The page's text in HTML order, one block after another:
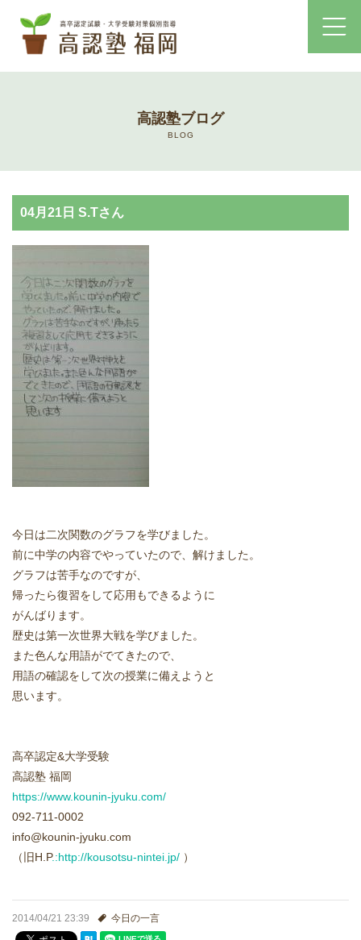
高認塾のご案内
高卒認定試験とは
高卒認定試験にかかる費用
どうやって勉強する？
アクセス情報
プライバシーポリシー
お問い合わせ
高認塾ブログ
生徒さんの声
高認塾ブログ
BLOG
04月21日 S.Tさん
今日は二次関数のグラフを学びました。
前に中学の内容でやっていたので、解けました。
グラフは苦手なのですが、
帰ったら復習をして応用もできるように
がんばります。
歴史は第一次世界大戦を学びました。
また色んな用語がでてきたので、
用語の確認をして次の授業に備えようと
思います。
高卒認定&大学受験
高認塾 福岡
https://www.kounin-jyuku.com/
092-711-0002
info@kounin-jyuku.com
（旧H.P.:http://kousotsu-nintei.jp/ ）
2014/04/21 23:39 今日の一言